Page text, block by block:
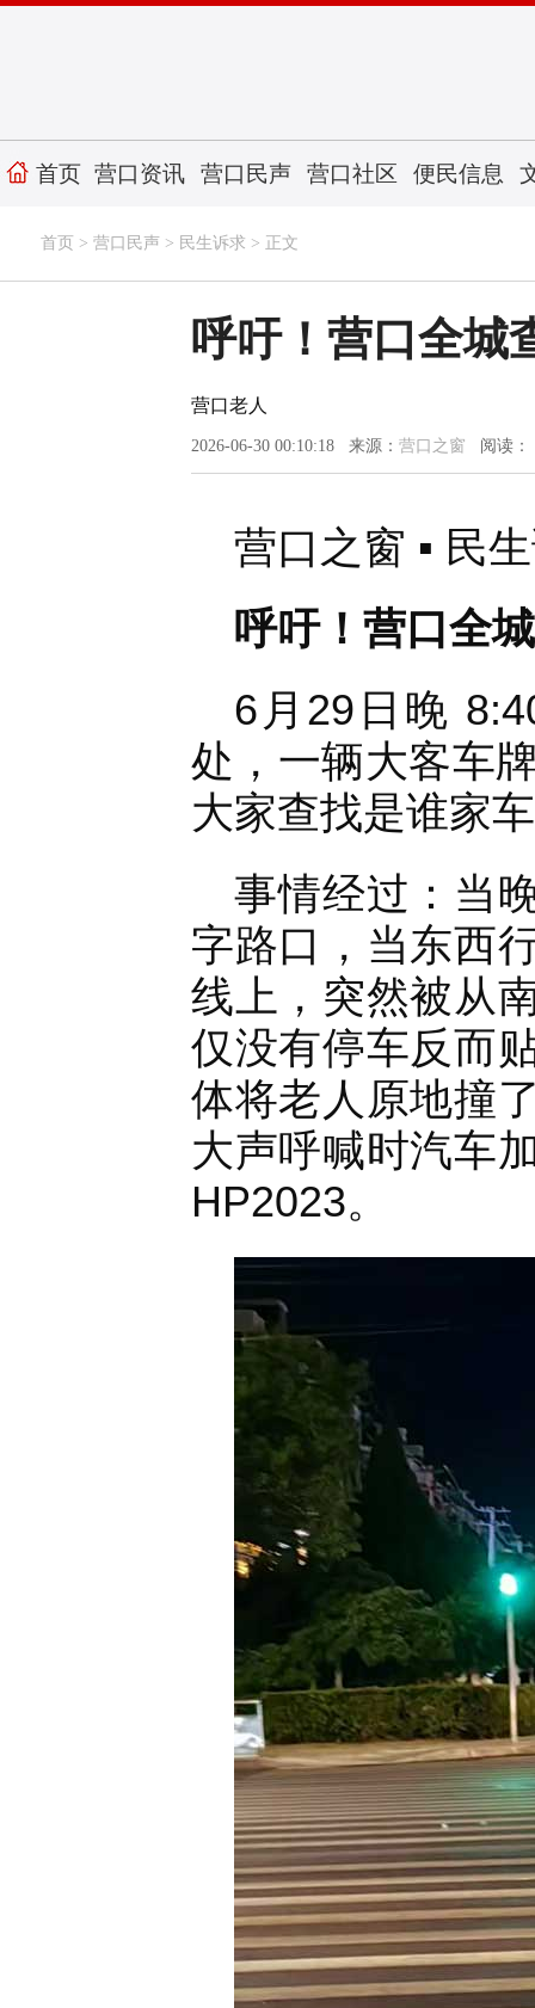
首页 营口资讯 营口民声 营口社区 便民信息
首页 > 营口民声 > 民生诉求 > 正文
呼吁！营口全城
营口老人
2026-06-30 00:10:18 来源： 营口之窗 阅读：
营口之窗 ▪ 民
呼吁！营口全
6月29日晚
处，一辆大客车
大家查找是谁家
事情经过：当
字路口，当东西
线上，突然被从
仅没有停车反而
体将老人原地撞
大声呼喊时汽车
HP2023。